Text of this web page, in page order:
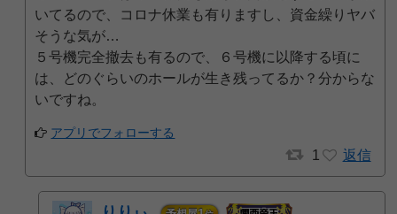
いてるので、コロナ休業も有りますし、資金繰りヤバ
そうな気が…
５号機完全撤去も有るので、６号機に以降する頃に
は、どのぐらいのホールが生き残ってるか？分からな
いですね。
アプリでフォローする
1 返信